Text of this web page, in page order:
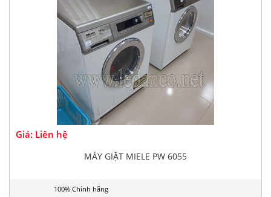
Giá: Liên hệ
MÁY GIẶT MIELE PW 6055
100% Chính hãng